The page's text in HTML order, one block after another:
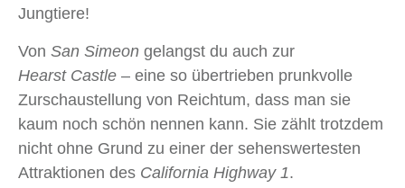
Jungtiere!
Von San Simeon gelangst du auch zur
Hearst Castle – eine so übertrieben prunkvolle
Zurschaustellung von Reichtum, dass man sie
kaum noch schön nennen kann. Sie zählt trotzdem
nicht ohne Grund zu einer der sehenswertesten
Attraktionen des California Highway 1.